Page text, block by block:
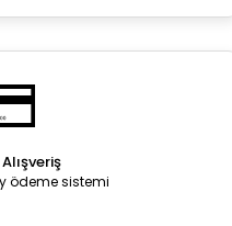
ödeme sistemi